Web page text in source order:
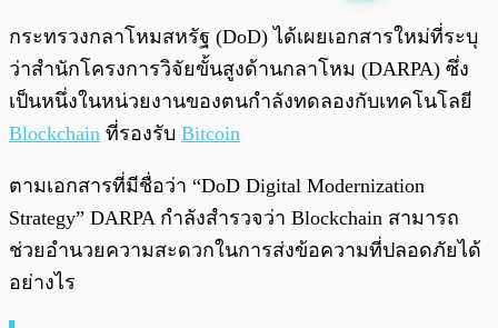
0:00/ 0:00
กระทรวงกลาโหมสหรัฐ (DoD) ได้เผยเอกสารใหม่ที่ระบุ
ว่าสำนักโครงการวิจัยขั้นสูงด้านกลาโหม (DARPA) ซึ่ง
เป็นหนึ่งในหน่วยงานของตนกำลังทดลองกับเทคโนโลยี
Blockchain ที่รองรับ Bitcoin
ตามเอกสารที่มีชื่อว่า “DoD Digital Modernization
Strategy” DARPA กำลังสำรวจว่า Blockchain สามารถ
ช่วยอำนวยความสะดวกในการส่งข้อความที่ปลอดภัยได้
อย่างไร